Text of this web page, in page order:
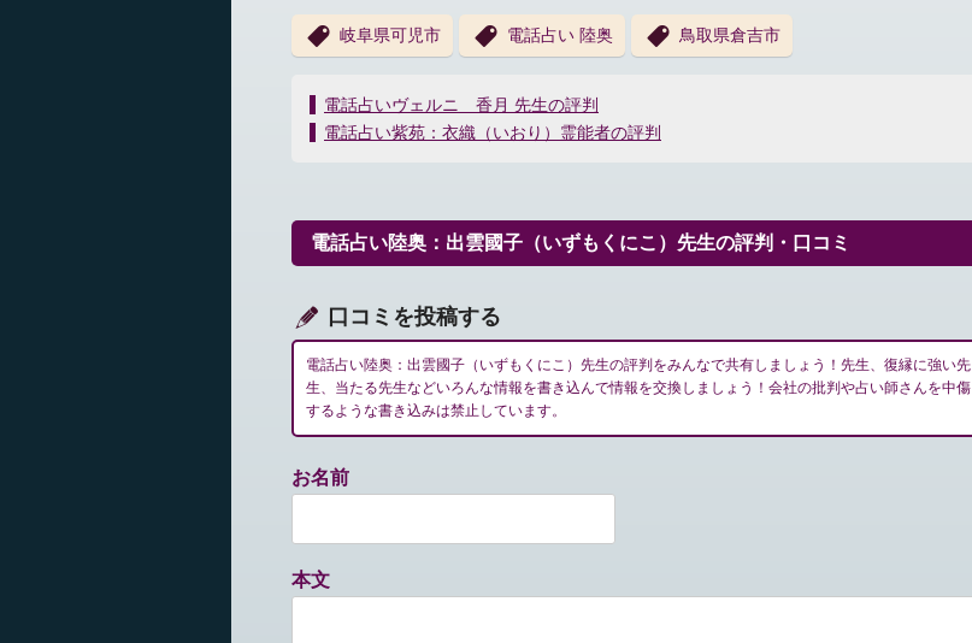
岐阜県可児市 電話占い 陸奥 鳥取県倉吉市
投
稿
ー
シ
ン
電話占いヴェルニ 香月 先生の評判
電話占い紫苑：衣織（いおり）霊能者の評判
電話占い陸奥：出雲國子（いずもくにこ）先生の評判・口コミ
口コミを投稿する
電話占い陸奥：出雲國子（いずもくにこ）先生の評判をみんなで共有しましょう！先生、復縁に強い先
生、当たる先生などいろんな情報を書き込んで情報を交換しましょう！会社の批判や占い師さんを中傷
するような書き込みは禁止しています。
お名前
本文